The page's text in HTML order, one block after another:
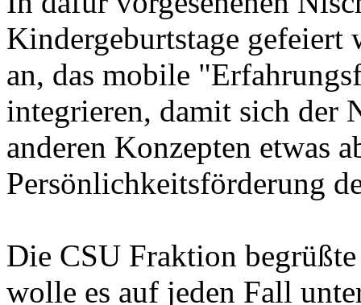
Kindergeburtstage gefeiert
an, das mobile
integrieren, damit sich der
anderen Konzepten etwas
Persönlichkeitsförderung
Die CSU Fraktion
wolle es auf jeden Fall